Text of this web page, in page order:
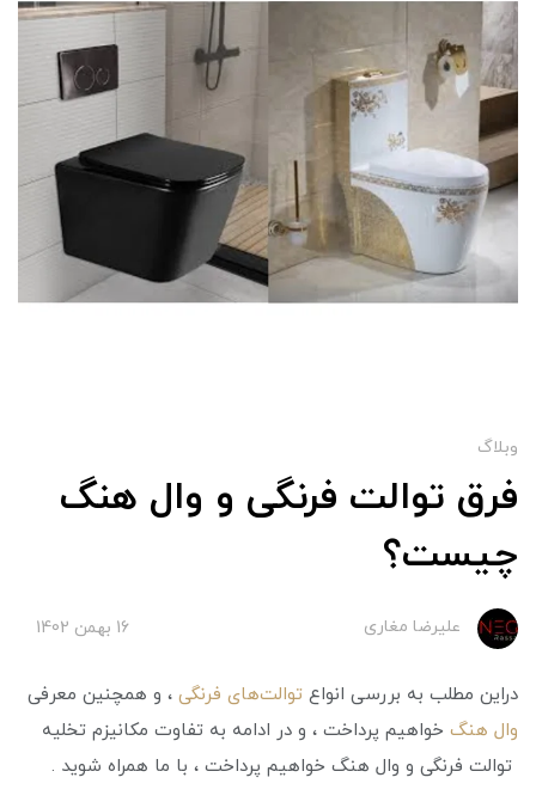
وبلاگ
فرق توالت فرنگی و وال هنگ
چیست؟
علیرضا مغاری 16 بهمن 1402
دراین مطلب به بررسی انواع توالت‌های فرنگی ، و همچنین معرفی
وال هنگ خواهیم پرداخت ، و در ادامه به تفاوت مکانیزم تخلیه
توالت فرنگی و وال هنگ خواهیم پرداخت ، با ما همراه شوید .